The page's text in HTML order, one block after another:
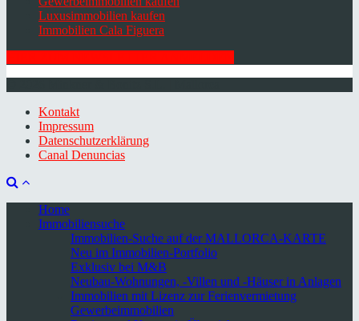
Luxusimmobilien kaufen
Immobilien Cala Figuera
Kontakt
Impressum
Datenschutzerklärung
Canal Denuncias
Home
Immobiliensuche
Immobilien-Suche auf der MALLORCA-KARTE
Neu im Immobilien-Portfolio
Exklusiv bei M&B
Neubau-Wohnungen, -Villen und -Häuser in Anlagen
Immobilien mit Lizenz zur Ferienvermietung
Gewerbeimmobilien